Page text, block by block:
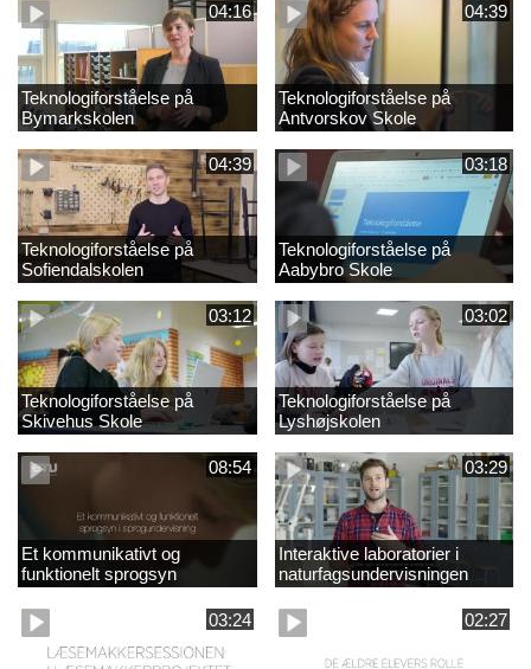
04:16
Teknologiforståelse på
Bymarkskolen
04:39
Teknologiforståelse på
Antvorskov Skole
04:39
Teknologiforståelse på
Sofiendalskolen
03:18
Teknologiforståelse på
Aabybro Skole
03:12
Teknologiforståelse på
Skivehus Skole
03:02
Teknologiforståelse på
Lyshøjskolen
08:54
Et kommunikativt og
funktionelt sprogsyn
03:29
Interaktive laboratorier i
naturfagsundervisningen
03:24 02:27